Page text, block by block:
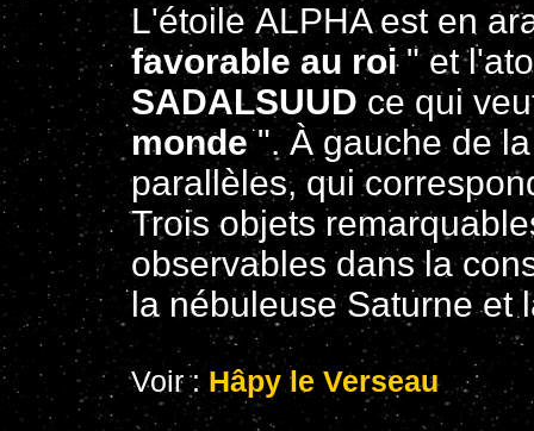
L'étoile ALPHA est en
favorable au roi" et
SADALSUUD ce qui
monde". À gauche de
parallèles, qui
Trois objets
observables dans la
la nébuleuse Saturne et
Voir : Hâpy le Verseau